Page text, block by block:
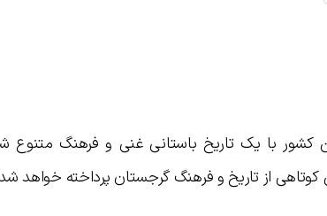
کشور با یک تاریخ باستانی غنی و فرهنگ متنوع
از تاریخ و فرهنگ گرجستان پرداخته خواهد